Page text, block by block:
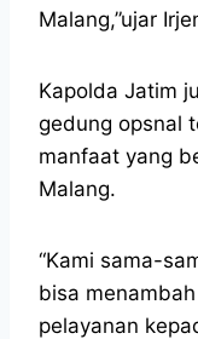
Malang,”ujar
Kapolda Jatim
gedung opsnal
manfaat yang
Malang.
“Kami sama-
bisa
pelayanan